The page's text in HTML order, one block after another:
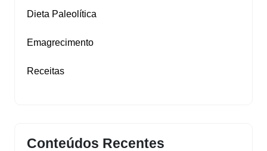
Dieta Paleolítica
Emagrecimento
Receitas
Conteúdos Recentes